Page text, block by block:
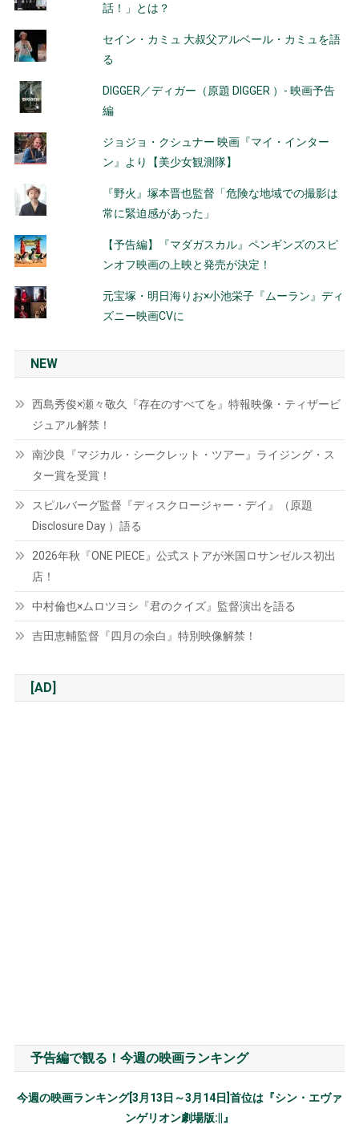
話！」とは？
セイン・カミュ 大叔父アルベール・カミュを語
る
DIGGER／ディガー（原題 DIGGER ）- 映画予告
編
ジョジョ・クシュナー 映画『マイ・インター
ン』より【美少女観測隊】
『野火』塚本晋也監督「危険な地域での撮影は
常に緊迫感があった」
【予告編】『マダガスカル』ペンギンズのスピ
ンオフ映画の上映と発売が決定！
元宝塚・明日海りお×小池栄子『ムーラン』ディ
ズニー映画CVに
NEW
西島秀俊×瀬々敬久『存在のすべてを』特報映像・ティザービ
ジュアル解禁！
南沙良『マジカル・シークレット・ツアー』ライジング・ス
ター賞を受賞！
スピルバーグ監督『ディスクロージャー・デイ』（原題
Disclosure Day ）語る
2026年秋『ONE PIECE』公式ストアが米国ロサンゼルス初出
店！
中村倫也×ムロツヨシ『君のクイズ』監督演出を語る
吉田恵輔監督『四月の余白』特別映像解禁！
[AD]
予告編で観る！今週の映画ランキング
今週の映画ランキング[3月13日～3月14日]首位は『シン・エヴァ
ンゲリオン劇場版:||』